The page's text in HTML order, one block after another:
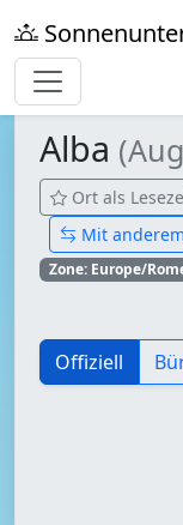
Alba
Ort als
Mit
Zone: Europe/
Offiziell